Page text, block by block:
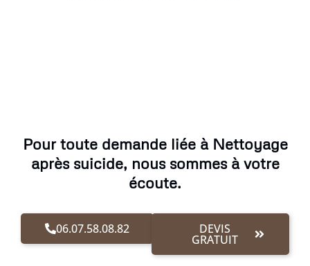
Pour toute demande liée à Nettoyage
après suicide, nous sommes à votre
écoute.
06.07.58.08.82 DEVIS
GRATUIT